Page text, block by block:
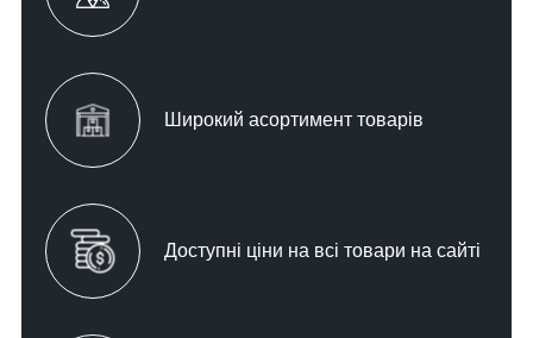
Широкий асортимент товарів
Доступні ціни на всі товари на сайті